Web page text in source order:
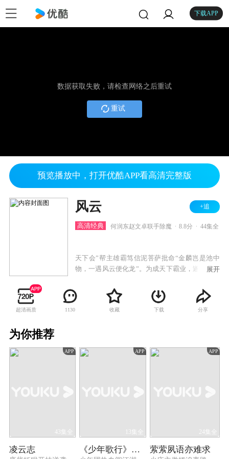
下载APP
数据获取失败，请检查网络之后重试
重试
预览播放中，打开优酷APP看高清完整版
风云 +追
高清经典 何润东赵文卓联手除魔 8.8分 44集全
天下会”帮主雄霸笃信泥菩萨批命“金麟岂是池中
物，一遇风云便化龙”。为成天下霸业，遂收步惊
只能充当杂役，心怀不服的断浪不久即投奔堪
与“天下会”匹敌的“无双城”。聂风受命雄霸入"无
双城"密探，与侠女明月在较量中互生情愫，聂风
展开
超清画质 1130 收藏 下载 分享
为你推荐
APP
43集全
凌云志
APP
13集全
《少年歌行》回顾特辑
APP
24集全
萦萦夙语亦难求